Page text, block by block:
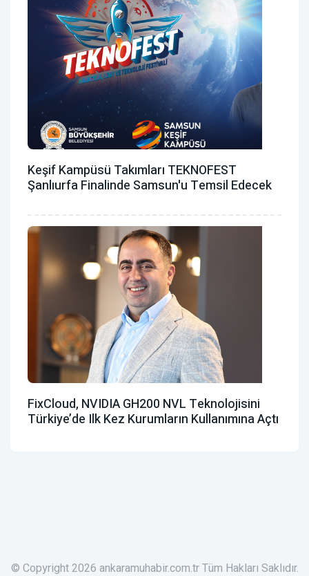
Keşif Kampüsü Takımları TEKNOFEST
Şanlıurfa Finalinde Samsun'u Temsil Edecek
FixCloud, NVIDIA GH200 NVL Teknolojisini
Türkiye’de Ilk Kez Kurumların Kullanımına Açtı
© Copyright 2026 ankaramuhabir.com.tr Tüm Hakları Saklıdır.